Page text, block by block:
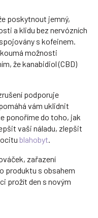
poskytnout jemný,
a klidu bez nervózních
s kofeinem.
možnosti
že kanabidiol (CBD)
podporuje
vám uklidnit
ponoříme do toho, jak
vaši náladu, zlepšit
blahobyt.
zařazení
produktu s obsahem
prožít den s novým